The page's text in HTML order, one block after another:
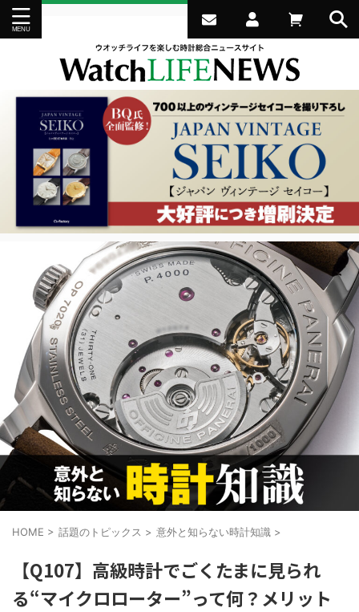
HOME > 話題のトピックス > 意外と知らない時計知識 >
【Q107】高級時計でごくたまに見られ
る“マイクロローター”って何？メリット